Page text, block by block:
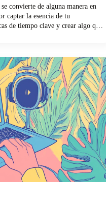
convierte de alguna manera en
captar la esencia de tu
de tiempo clave y crear algo que
tus episodios.